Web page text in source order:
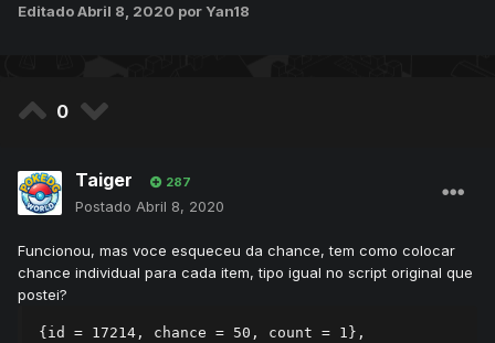
EditadoAbril 8, 2020 por Yan18
0
Taiger 287
Postado Abril 8, 2020
Funcionou, mas voce esqueceu da chance, tem como colocar
chance individual para cada item, tipo igual no script original que
postei?
{id = 17214, chance = 50, count = 1},